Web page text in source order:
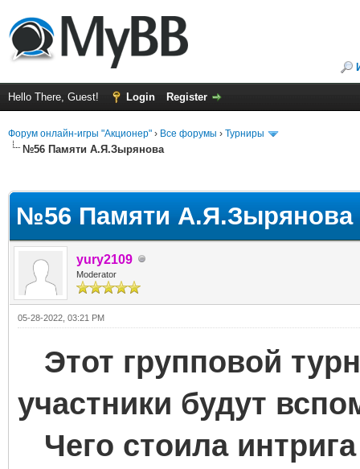
Hello There, Guest! Login Register
Форум онлайн-игры "Акционер" › Все форумы › Турниры
№56 Памяти А.Я.Зырянова
№56 Памяти А.Я.Зырянова
yury2109
Moderator
05-28-2022, 03:21 PM
Этот групповой
участники будут
Чего стоила